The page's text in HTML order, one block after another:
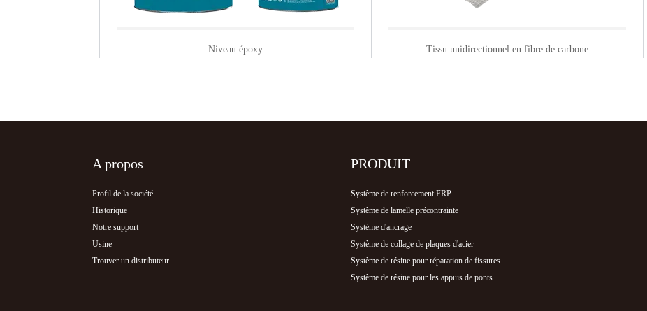
Niveau époxy Tissu unidirectionnel en fibre de carbone
A propos
Profil de la société
Historique
Notre support
Usine
Trouver un distributeur
PRODUIT
Système de renforcement FRP
Système de lamelle précontrainte
Système d'ancrage
Système de collage de plaques d'acier
Système de résine pour réparation de fissures
Système de résine pour les appuis de ponts